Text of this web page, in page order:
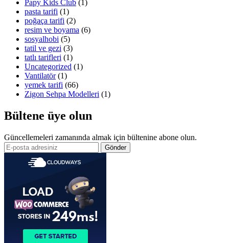
Papy Kids Club (1)
pasta tarifi (1)
poğaça tarifi (2)
resim ve boyama (6)
sosyalhobi (5)
tatil ve gezi (3)
tatlı tarifleri (1)
Uncategorized (1)
Vantilatör(1)
yemek tarifi (66)
Zigon Sehpa Modelleri (1)
Bültene üye olun
Güncellemeleri zamanında almak için bültenine abone olun.